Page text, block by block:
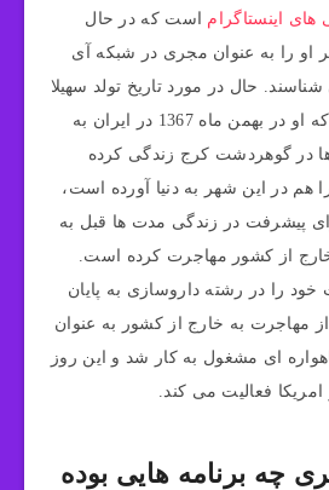
های اینستاگرام است که در حال
او را به عنوان مجری در شبکه آی
حال در مورد تاریخ تولد سهیلا
گلزار بهتر است بدانید که او در بهمن ماه 1367 در ایران به
در گوهردشت‌ کرج زندگی کرده
در این شهر به دنیا آورده است،
پیشرفت در زندگی مدت ها قبل به
خارج از کشور مهاجرت کرده است.
خود را در رشته داروسازی به پایان
مهاجرت به خارج از کشور به عنوان
ای مشغول به کار شد و این روز
فعالیت می کند.
چه برنامه هایی بوده